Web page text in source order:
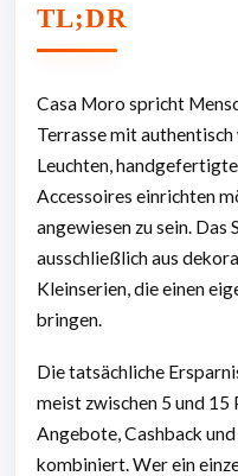
TL;DR
Casa Moro spricht
Terrasse mit
Leuchten,
Accessoires einrichten
angewiesen zu sein.
ausschließlich aus
Kleinserien, die einen
bringen.
Die tatsächliche
meist zwischen 5 und
Angebote, Cashback
kombiniert. Wer ein